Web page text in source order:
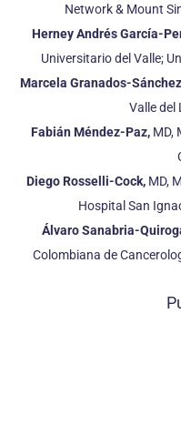
Network & Mount
Herney Andrés García-
Universitario del Valle;
Marcela Granados-
Valle del
Fabián Méndez-Paz,MD,
Diego Rosselli-Cock,MD,
Hospital San
Álvaro Sanabria-
Colombiana de